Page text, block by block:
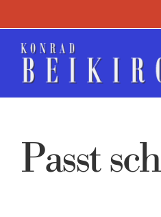
Inhalt
springen
Passt